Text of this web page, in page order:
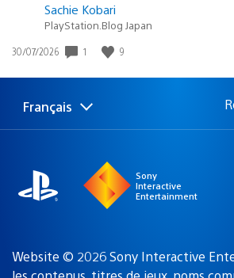
Sachie Kobari
PlayStation.Blog Japan
Date
publication
30/07/2026 1 9
Choisir
une
Région
actuelle
Français
Sony
Interactive
Entertainment
Website © 2026 Sony Interactive